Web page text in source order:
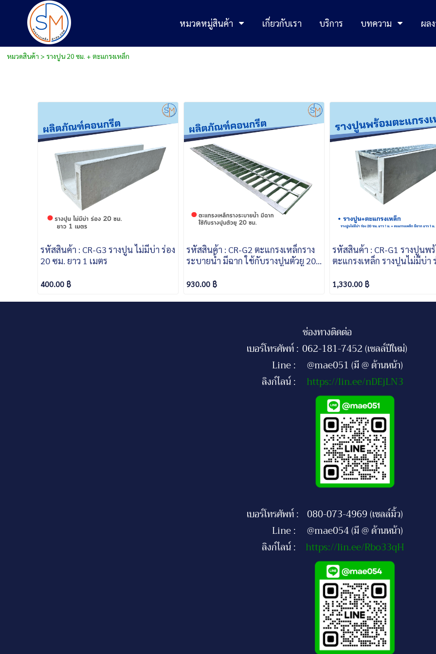
หมวดหมู่สินค้า เกี่ยวกับเรา บริการ บทความ ผล
หมวดสินค้า > รางปูน 20 ซม. + ตะแกรงเหล็ก
รหัสสินค้า : CR-G3 รางปูน ไม่มีบ่า ร่อง
20 ซม. ยาว 1 เมตร
400.00 ฿
รหัสสินค้า : CR-G2 ตะแกรงเหล็กราง
ระบายน้ำ มีฉาก ใช้กับรางปูนตัวยู 20
930.00 ฿
รหัสสินค้า : CR-G1 รางปูนพ
ตะแกรงเหล็ก รางปูนไม่มีบ่า
1 ม.
1,330.00 ฿
ช่องทางติดต่อ
เบอร์โทรศัพท์ : 062-181-7452 (เซลล์ปีใหม่)
Line :
@mae051 (มี @ ด้านหน้า)
ลิงก์ไลน์ :
https://lin.ee/nDEjLN3
เบอร์โทรศัพท์ : 080-073-4969 (เซลล์มิ้ว)
Line :
@mae054 (มี @ ด้านหน้า)
ลิงก์ไลน์ :
https://lin.ee/Rbo33qH